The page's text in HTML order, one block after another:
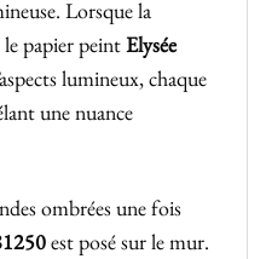
Lorsque la
le papier peintElysée
lumineux, chaque
une nuance
ombrées une fois
est posé sur le mur.